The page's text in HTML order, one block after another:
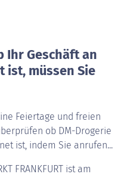
Ihr Geschäft an
ist, müssen Sie
Feiertage und freien
ob DM-Drogerie
ist, indem Sie anrufen...
FRANKFURT ist am